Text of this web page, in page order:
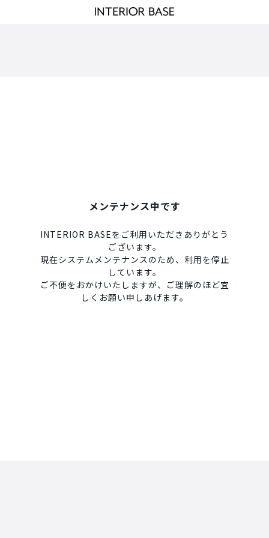
メンテナンス中です
INTERIOR BASEをご利用いただきありがとう
ございます。
現在システムメンテナンスのため、利用を停止
しています。
ご不便をおかけいたしますが、ご理解のほど宜
しくお願い申しあげます。